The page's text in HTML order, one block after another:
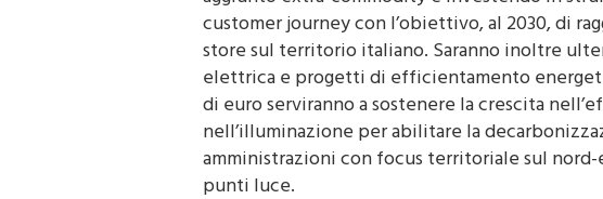
aggiunto extra-commodity e investendo in
customer journey con l’obiettivo, al 2030, di
store sul territorio italiano. Saranno inoltre
elettrica e progetti di efficientamento
di euro serviranno a sostenere la crescita
nell’illuminazione per abilitare la
amministrazioni con focus territoriale sul